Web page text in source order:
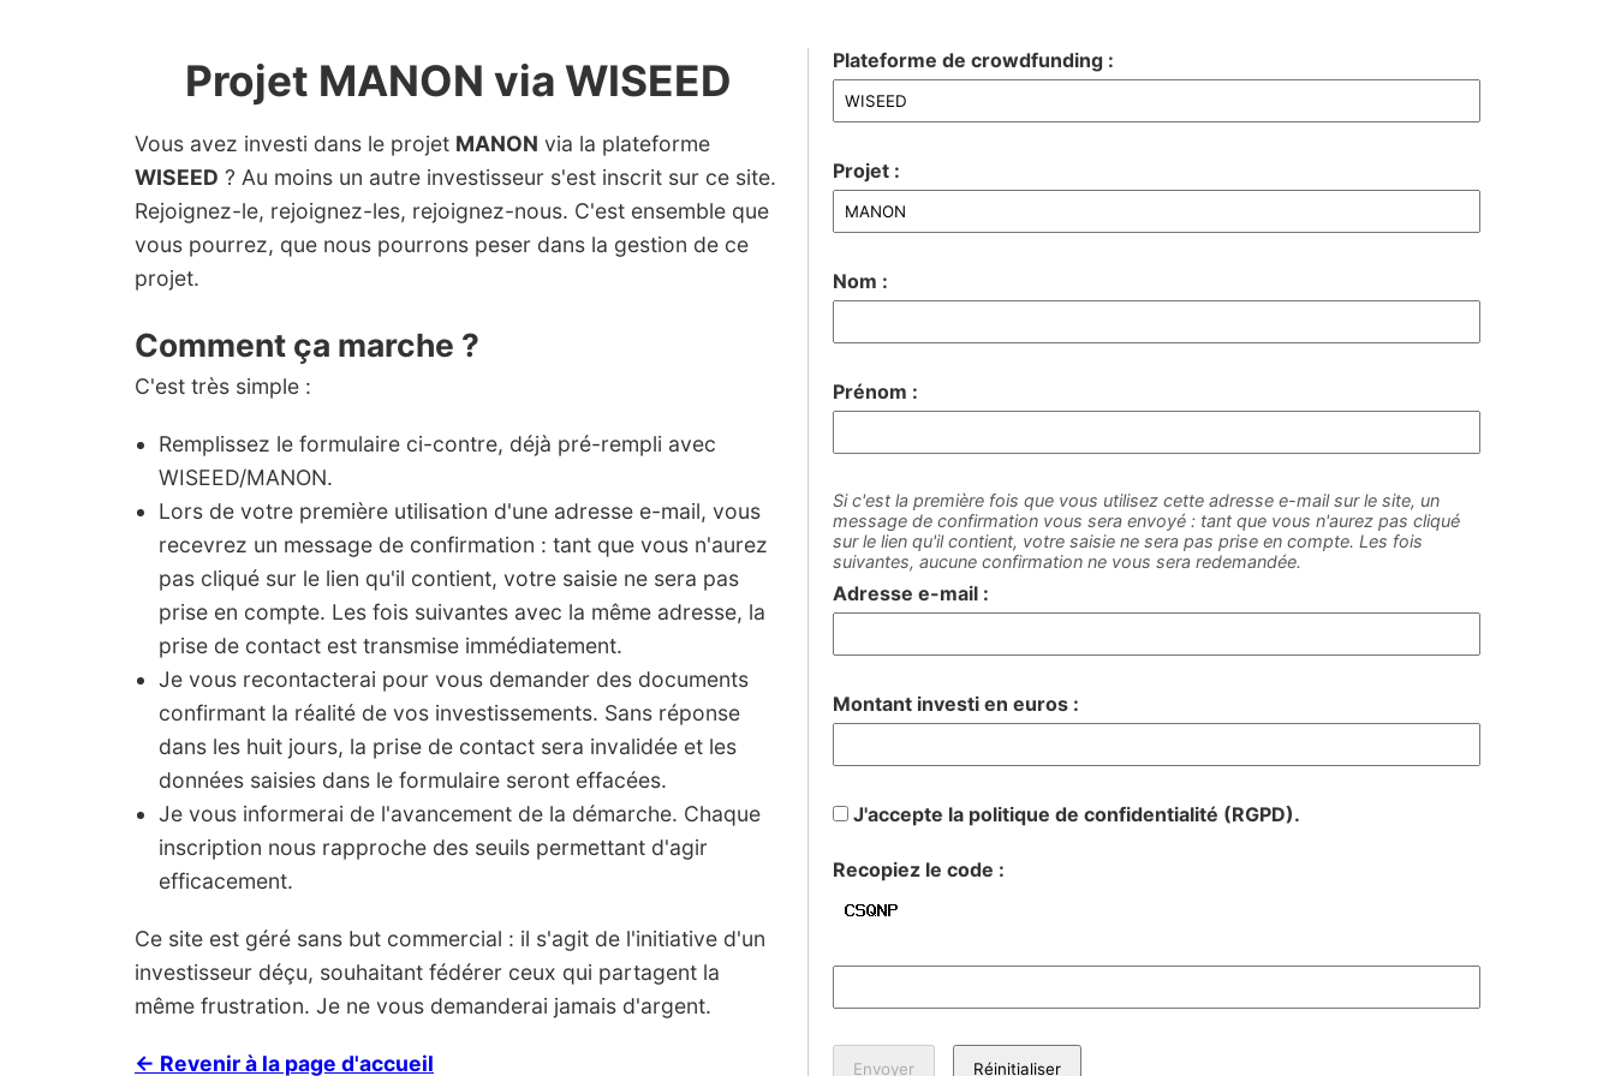
Projet MANON via WISEED
Vous avez investi dans le projet MANON via la plateforme
WISEED ? Au moins un autre investisseur s'est inscrit sur ce site.
Rejoignez-le, rejoignez-les, rejoignez-nous. C'est ensemble que
vous pourrez, que nous pourrons peser dans la gestion de ce
projet.
Comment ça marche ?
C'est très simple :
Remplissez le formulaire ci-contre, déjà pré-rempli avec
WISEED/MANON.
Lors de votre première utilisation d'une adresse e-mail, vous
recevrez un message de confirmation : tant que vous n'aurez
pas cliqué sur le lien qu'il contient, votre saisie ne sera pas
prise en compte. Les fois suivantes avec la même adresse, la
prise de contact est transmise immédiatement.
Je vous recontacterai pour vous demander des documents
confirmant la réalité de vos investissements. Sans réponse
dans les huit jours, la prise de contact sera invalidée et les
données saisies dans le formulaire seront effacées.
Je vous informerai de l'avancement de la démarche. Chaque
inscription nous rapproche des seuils permettant d'agir
efficacement.
Ce site est géré sans but commercial : il s'agit de l'initiative d'un
investisseur déçu, souhaitant fédérer ceux qui partagent la
même frustration. Je ne vous demanderai jamais d'argent.
← Revenir à la page d'accueil
Plateforme de crowdfunding :
Projet :
Nom :
Prénom :
Si c'est la première fois que vous utilisez cette adresse e-mail sur le site, un
message de confirmation vous sera envoyé : tant que vous n'aurez pas cliqué
sur le lien qu'il contient, votre saisie ne sera pas prise en compte. Les fois
suivantes, aucune confirmation ne vous sera redemandée.
Adresse e-mail :
Montant investi en euros :
J'accepte la politique de confidentialité (RGPD).
Recopiez le code :